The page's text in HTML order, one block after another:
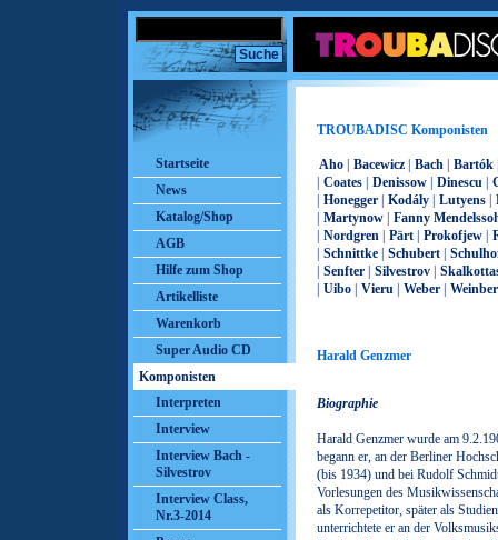
Startseite
News
Katalog/Shop
AGB
Hilfe zum Shop
Artikelliste
Warenkorb
Super Audio CD
Komponisten
Interpreten
Interview
Interview Bach -
Silvestrov
Interview Class,
Nr.3-2014
TROUBADISC Komponisten
Aho Bacewicz Bach Bartók
Coates Denissow Dinescu
Honegger Kodály Lutyens
Martynow
Fanny
Nordgren Pärt Prokofjew
Schnittke Schubert
Senfter Silvestrov
Uibo Vieru Weber
Harald Genzmer
Biographie
Harald Genzmer wurde am
begann er, an der Berliner
(bis 1934) und bei Rudolf
Vorlesungen des
als Korrepetitor, später als
unterrichtete er an der